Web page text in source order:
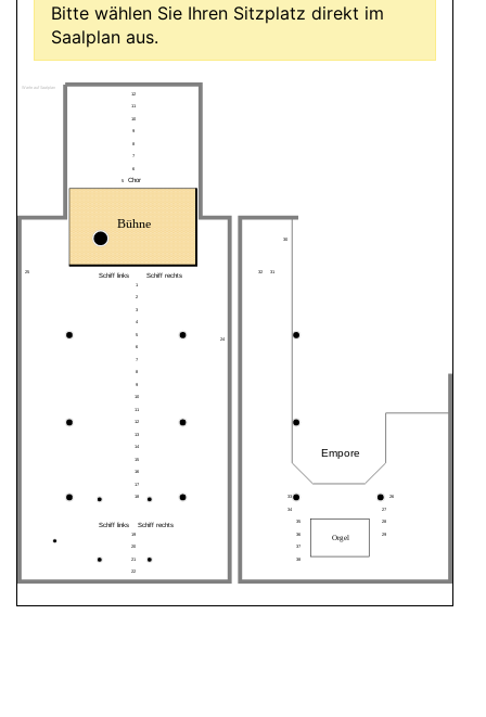
Bitte wählen Sie Ihren Sitzplatz direkt im
Saalplan aus.
Warte auf Saalplan
Bühne
Chor
Schiff links Schiff rechts
Schiff links Schiff rechts
Empore
12
11
10
9
8
7
6
1
2
3
4
6
7
8
9
10
11
12
13
14
15
16
17
18
19
20
21
22
25
24
32 31
30
33
34
35
36
37
38
26
27
28
29
Orgel